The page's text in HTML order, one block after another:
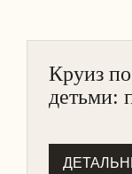
КРУИЗ НА ЛОДКЕ
Круиз
детьми: